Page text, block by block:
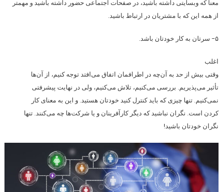
معنا که وبسایتی داشته باشید، در صفحات اجتماعی حضور داشته باشید و مهمتر
از همه این که با مشتریان در ارتباط باشید.
۵- سرتان به کار خودتان باشد.
اغلب
وقتی بیش از حد به آن‌چه در اطرافمان اتفاق می‌افتد توجه کنیم، از آن‌ها
تأثیر می‌پذیریم. بررسی می‌کنیم، تلاش می‌کنیم، ولی در نهایت پیشرفتی
نمی‌کنیم. تنها چیزی که باید کنترل کنید خودتان هستید. و این به معنای کار
کردن است. نگران نباشید که دیگر کارآفرینان و یا شرکت‌ها چه می‌کنند. تنها
نگران خودتان باشید!